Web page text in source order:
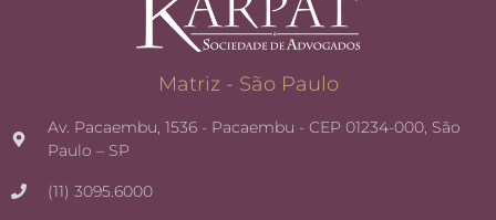
Matriz - São Paulo
Av. Pacaembu, 1536 - Pacaembu - CEP 01234-000, São
Paulo – SP
(11) 3095.6000